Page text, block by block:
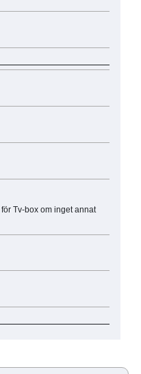
Tv-box om inget annat